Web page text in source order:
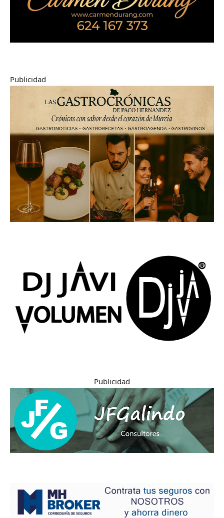
Publicidad
Publicidad